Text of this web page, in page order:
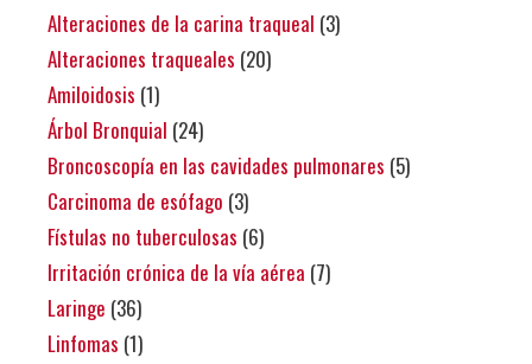
Alteraciones de la carina traqueal (3)
Alteraciones traqueales (20)
Amiloidosis (1)
Árbol Bronquial (24)
Broncoscopía en las cavidades pulmonares (5)
Carcinoma de esófago (3)
Fístulas no tuberculosas (6)
Irritación crónica de la vía aérea (7)
Laringe (36)
Linfomas (1)